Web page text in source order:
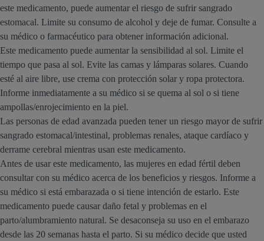
este medicamento, puede aumentar el riesgo de sufrir sangrado
estomacal. Limite su consumo de alcohol y deje de fumar. Consulte a
su médico o farmacéutico para obtener información adicional.
Este medicamento puede aumentar la sensibilidad al sol. Limite el
tiempo que pasa al sol. Evite las camas y lámparas solares. Cuando
esté al aire libre, use crema con protección solar y ropa protectora.
Informe inmediatamente a su médico si se quema al sol o si tiene
ampollas/enrojecimiento en la piel.
Las personas de edad avanzada pueden tener un riesgo mayor de sufrir
sangrado estomacal/intestinal, problemas renales, ataque cardíaco y
derrame cerebral mientras usan este medicamento.
Antes de usar este medicamento, las mujeres en edad fértil deben
consultar con su médico acerca de los beneficios y riesgos. Informe a
su médico si está embarazada o si tiene intención de estarlo. Este
medicamento puede causar daño fetal y problemas en el
parto/alumbramiento natural. Se desaconseja su uso en el embarazo
desde las 20 semanas hasta el parto. Si su médico decide que usted